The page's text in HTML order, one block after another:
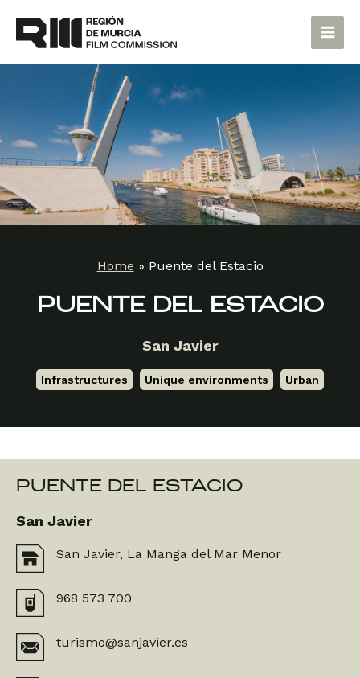
content
Main
Home » Puente del Estacio
PUENTE DEL ESTACIO
San Javier
Infrastructures Unique environments Urban
PUENTE DEL ESTACIO
San Javier
San Javier, La Manga del Mar Menor
968 573 700
turismo@sanjavier.es